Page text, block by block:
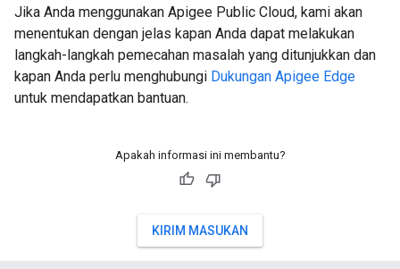
Jika Anda menggunakan Apigee Public Cloud, kami akan
menentukan dengan jelas kapan Anda dapat melakukan
langkah-langkah pemecahan masalah yang ditunjukkan dan
kapan Anda perlu menghubungi Dukungan Apigee Edge
untuk mendapatkan bantuan.
Apakah informasi ini membantu?
KIRIM MASUKAN